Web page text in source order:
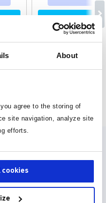
About
agree to the storing of
site navigation, analyze site
efforts.
cookies
力的
需求
能发
高
在较
据
统。
，精
电
型